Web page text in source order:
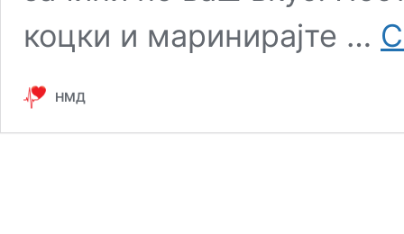
коцки и маринирајте …
НМД